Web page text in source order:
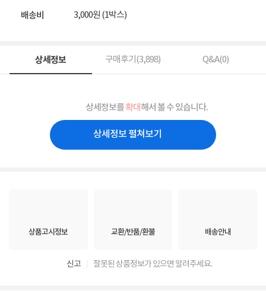
배송비 3,000원 (1박스)
상세정보 구매후기(3,898) Q&A(0)
상세정보를확대해서 볼 수 있습니다.
상세정보 펼쳐보기
상품고시정보 교환/반품/환불 배송안내
신고 잘못된 상품정보가 있으면 알려주세요.